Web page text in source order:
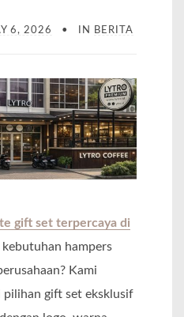
6, 2026 IN BERITA
gift set terpercaya di
hampers
Kami
pilihan gift set eksklusif